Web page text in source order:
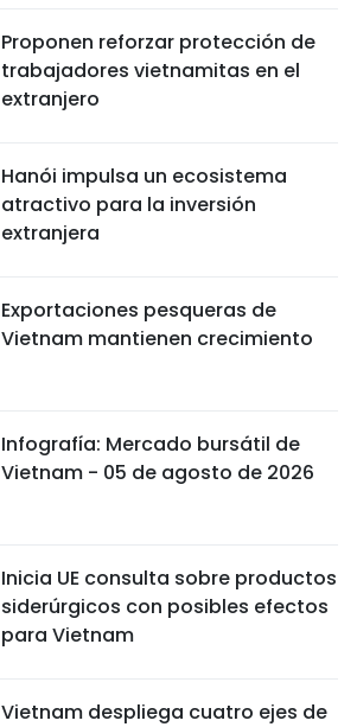
Proponen reforzar protección de
trabajadores vietnamitas en el
extranjero
Hanói impulsa un ecosistema
atractivo para la inversión
extranjera
Exportaciones pesqueras de
Vietnam mantienen crecimiento
Infografía: Mercado bursátil de
Vietnam - 05 de agosto de 2026
Inicia UE consulta sobre productos
siderúrgicos con posibles efectos
para Vietnam
Vietnam despliega cuatro ejes de